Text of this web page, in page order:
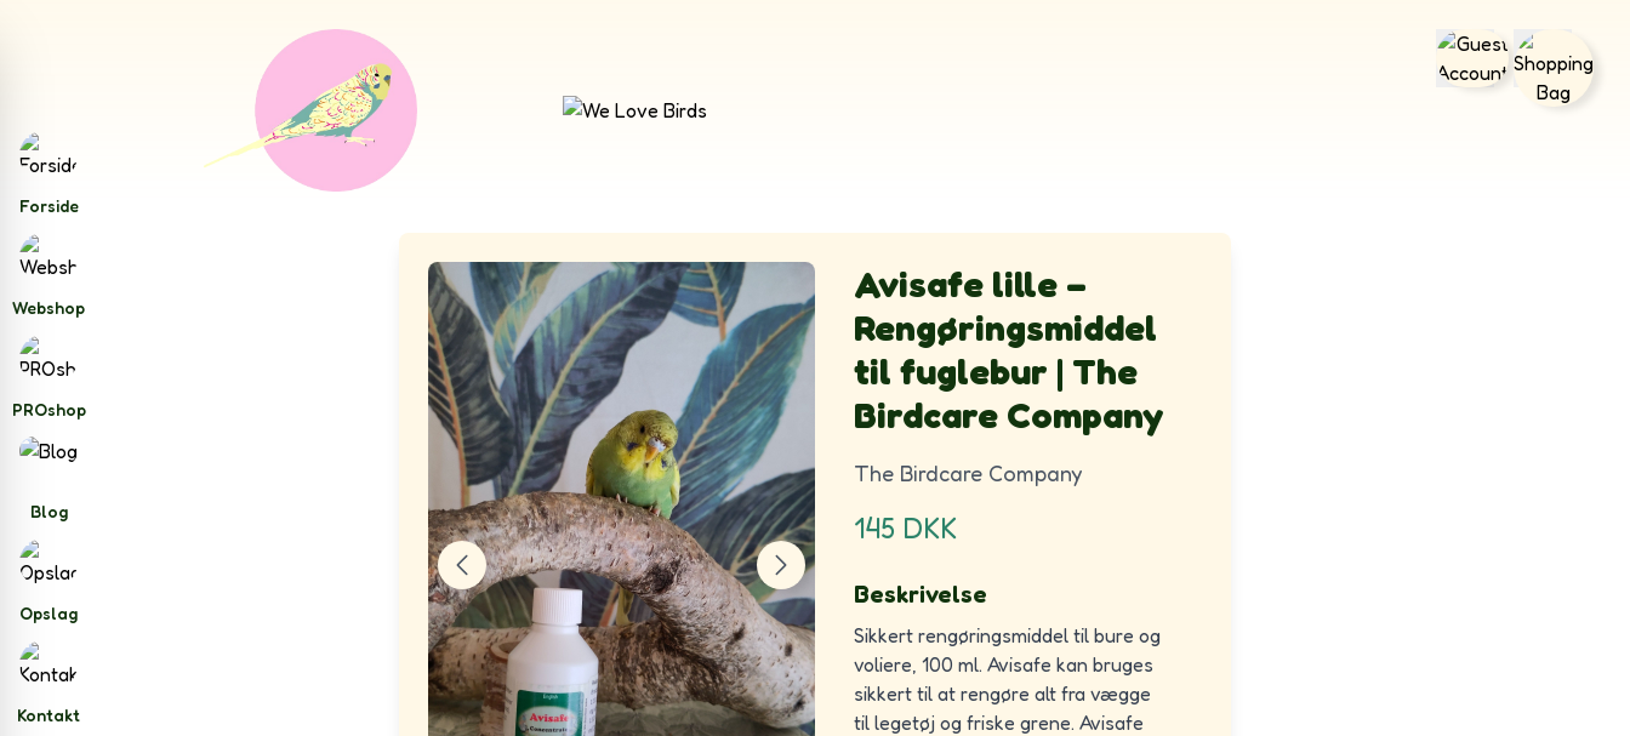
Forside
Webshop
PROshop
Blog
Opslag
Kontakt
Avisafe lille –
Rengøringsmiddel
til fuglebur | The
Birdcare Company
The Birdcare Company
145 DKK
Beskrivelse
Sikkert rengøringsmiddel til bure og
voliere, 100 ml. Avisafe kan bruges
sikkert til at rengøre alt fra vægge
til legetøj og friske grene. Avisafe